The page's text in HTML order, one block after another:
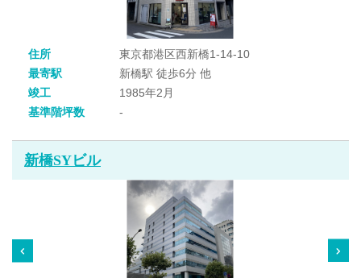
住所
東京都港区西新橋1-14-10
最寄駅
新橋駅 徒歩6分 他
竣工
1985年2月
基準階坪数
-
新橋SYビル